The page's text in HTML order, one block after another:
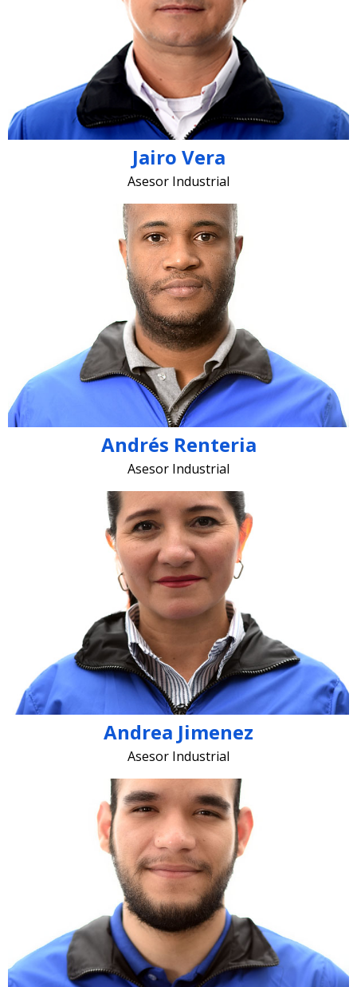
jairo.vera @lugohermanos.com
Jairo Vera
Asesor Industrial
yeisson.renteria @lugohermanos.com
Andrés Renteria
Asesor Industrial
andrea.jimenez @lugohermanos.com
Andrea Jimenez
Asesor Industrial
jose.beltran @lugohermanos.com